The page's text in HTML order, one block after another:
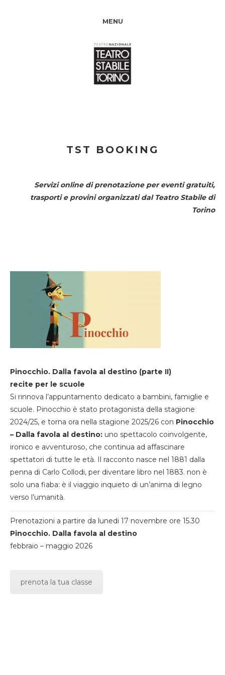
MENU
TST BOOKING
Servizi online di prenotazione per eventi gratuiti,
trasporti e provini organizzati dal Teatro Stabile di
Torino
Pinocchio. Dalla favola al destino (parte II)
recite per le scuole
Si rinnova l’appuntamento dedicato a bambini, famiglie e
scuole. Pinocchio è stato protagonista della stagione
2024/25, e torna ora nella stagione 2025/26 con Pinocchio
– Dalla favola al destino: uno spettacolo coinvolgente,
ironico e avventuroso, che continua ad affascinare
spettatori di tutte le età. Il racconto nasce nel 1881 dalla
penna di Carlo Collodi, per diventare libro nel 1883. non è
solo una fiaba: è il viaggio inquieto di un’anima di legno
verso l’umanità.
Prenotazioni a partire da lunedi 17 novembre ore 15.30
Pinocchio. Dalla favola al destino
febbraio – maggio 2026
prenota la tua classe